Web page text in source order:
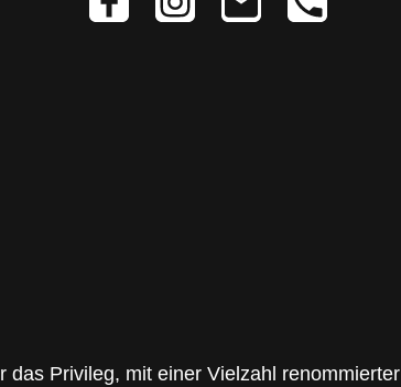
das Privileg, mit einer Vielzahl